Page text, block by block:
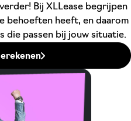
Bij XLLease begrijpen
behoeften heeft, en daarom
die passen bij jouw situatie.